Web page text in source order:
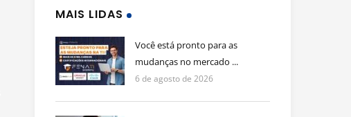
MAIS LIDAS
Você está pronto para as
mudanças no mercado ...
6 de agosto de 2026